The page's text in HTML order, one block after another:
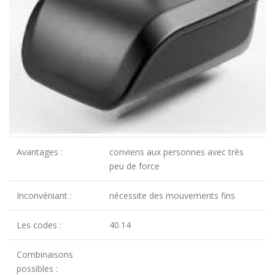
Avantages :
conviens aux personnes avec très
peu de force
Inconvéniant : nécessite des mouvements fins
Les codes : 40.14
Combinaisons
possibles :